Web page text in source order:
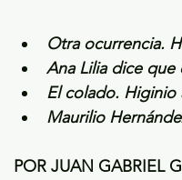
Otra ocurrencia.
Ana Lilia dice que
El colado. Higinio
Maurilio
POR JUAN GABRIEL